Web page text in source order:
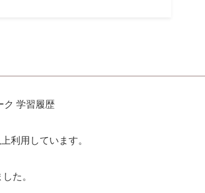
利用しています。
た。